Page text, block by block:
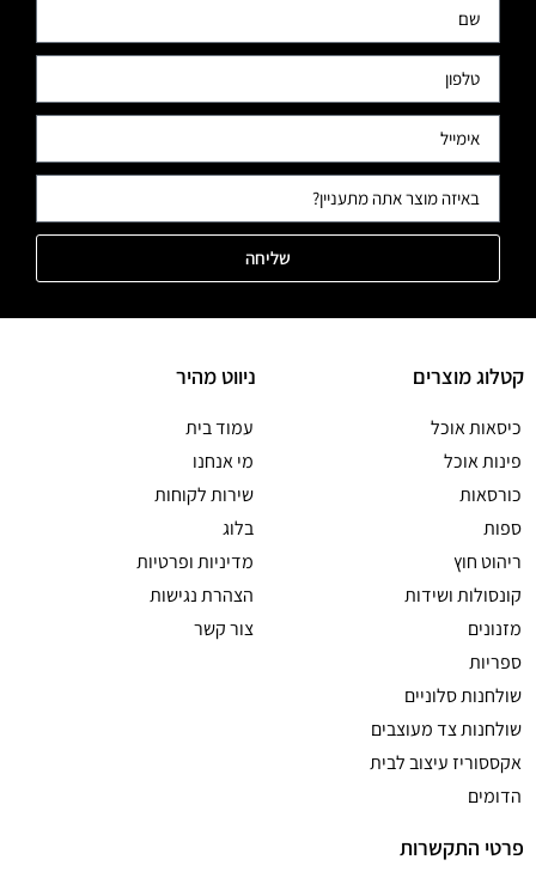
שליחה
קטלוג מוצרים
כיסאות אוכל
פינות אוכל
כורסאות
ספות
ריהוט חוץ
קונסולות ושידות
מזנונים
ספריות
שולחנות סלוניים
שולחנות צד מעוצבים
אקססוריז עיצוב לבית
הדומים
ניווט מהיר
עמוד בית
מי אנחנו
שירות לקוחות
בלוג
מדיניות ופרטיות
הצהרת נגישות
צור קשר
פרטי התקשרות